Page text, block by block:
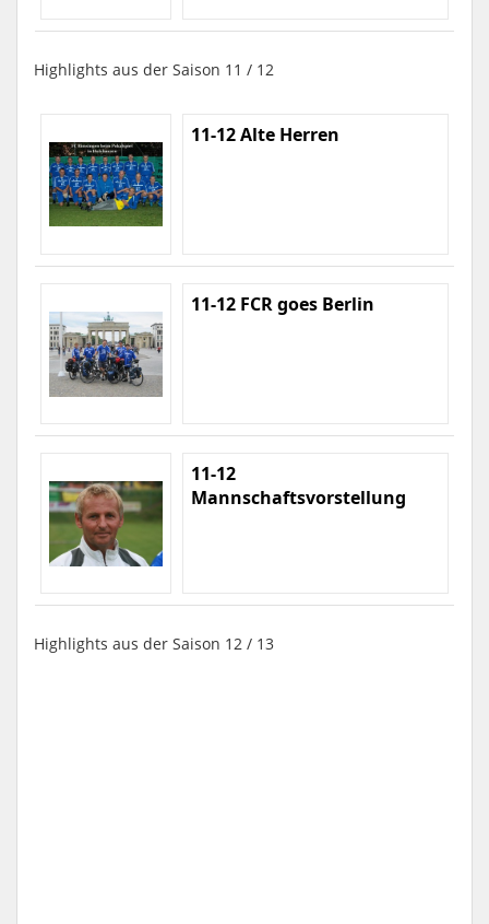
Highlights aus der Saison 11 / 12
11-12 Alte Herren
11-12 FCR goes Berlin
11-12
Mannschaftsvorstellung
Highlights aus der Saison 12 / 13